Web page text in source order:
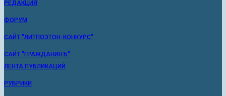
РЕДАКЦИЯ
ФОРУМ
САЙТ "ЛИТПОЭТОН-КОНКУРС"
САЙТ "ГРАЖДАНИНЪ"
ЛЕНТА ПУБЛИКАЦИЙ
РУБРИКИ